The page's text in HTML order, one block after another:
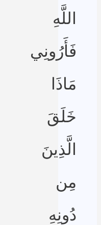
اللَّهِ
فَأَرُونِي
مَاذَا
خَلَقَ
الَّذِينَ
مِن
دُونِهِ